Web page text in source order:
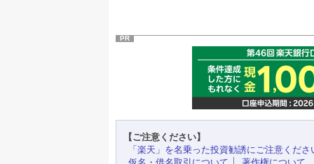
PR
【ご注意ください】
「楽天」を名乗った投資勧誘にご注意くださ